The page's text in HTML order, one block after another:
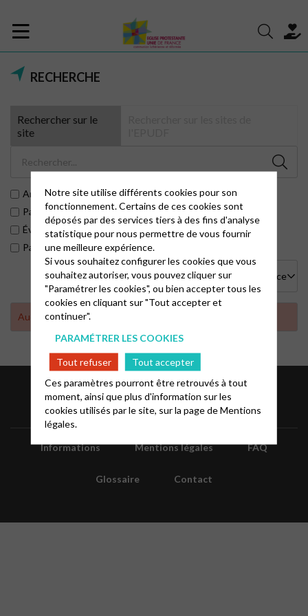
RECHERCHE
Rechercher sur le
site
Articles
Pages
Évènements
Paroisses
Aucun résultat trouvé
Informations Mentions légales FAQ
Glossaire Contact
Notre site utilise différents cookies pour son
fonctionnement. Certains de ces cookies sont
déposés par des services tiers à des fins d'analyse
statistique pour nous permettre de vous fournir
une meilleure expérience.
Si vous souhaitez configurer les cookies que vous
souhaitez autoriser, vous pouvez cliquer sur
"Paramétrer les cookies", ou bien accepter tous les
cookies en cliquant sur "Tout accepter et
continuer".
PARAMÉTRER LES COOKIES
Tout refuser
Tout accepter
Ces paramètres pourront être retrouvés à tout
moment, ainsi que plus d'information sur les
cookies utilisés par le site, sur la page deMentions
légales.